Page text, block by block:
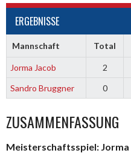
ERGEBNISSE
Mannschaft Total
Jorma Jacob 2
Sandro Bruggner
0
ZUSAMMENFASSUNG
Meisterschaftsspiel: Jorma